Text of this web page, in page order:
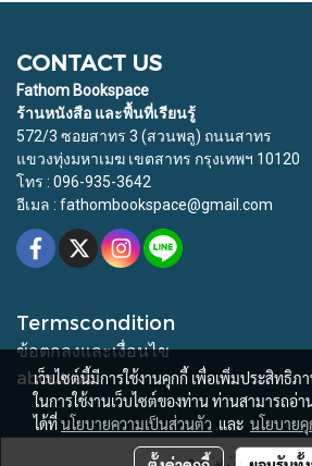
CONTACT US
Fathom Bookspace
ร้านหนังสือ และพื้นที่เรียนรู้
572/3 ซอยสาทร 3 (สวนพลู) ถนนสาทร
แขวงทุ่งมหาเมฆ เขตสาทร กรุงเทพฯ 10120
โทร : 096-935-3642
อีเมล : fathombookspace@gmail.com
Termscondition
ข้อตกลงและเงื่อนไข
about us
© Copyright 2015 All Rights Reserved.
เว็บไซต์นี้มีการใช้งานคุกกี้ เพื่อเพิ่มประสิทธิ
ในการใช้งานเว็บไซต์ของท่าน ท่านสามารถอ่า
ได้ที่นโยบายความเป็นส่วนตัว และ นโยบายคุ